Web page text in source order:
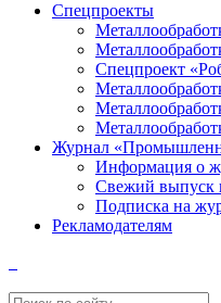
Спецпроекты
Спецпроект
Журнал
Информация о
Свежий выпуск
Подписка на
Рекламодателям